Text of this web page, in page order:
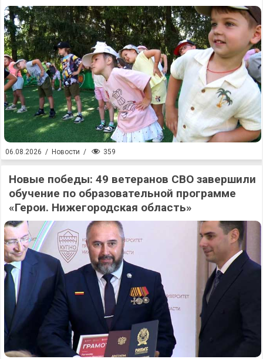
06.08.2026 / Новости / 359
Новые победы: 49 ветеранов СВО завершили
обучение по образовательной программе
«Герои. Нижегородская область»